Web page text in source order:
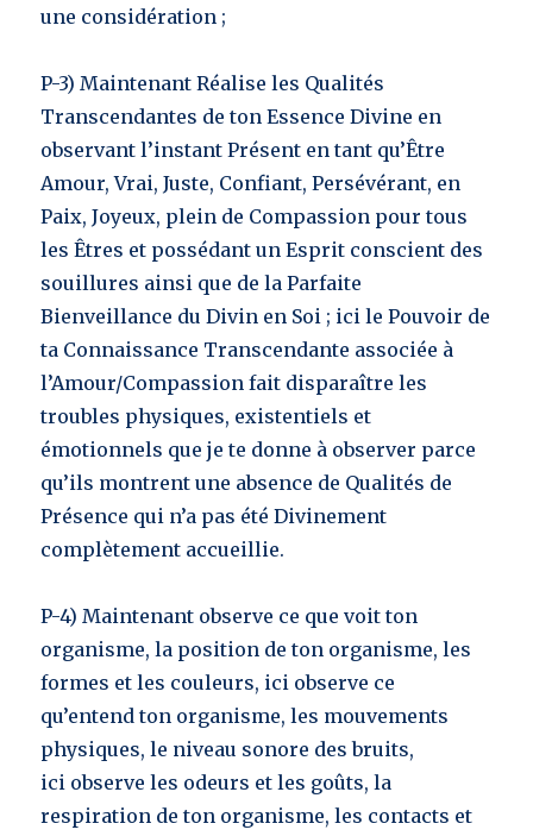
une considération ;
P-3) Maintenant Réalise les Qualités
Transcendantes de ton Essence Divine en
observant l’instant Présent en tant qu’Être
Amour, Vrai, Juste, Confiant, Persévérant, en
Paix, Joyeux, plein de Compassion pour tous
les Êtres et possédant un Esprit conscient des
souillures ainsi que de la Parfaite
Bienveillance du Divin en Soi ; ici le Pouvoir de
ta Connaissance Transcendante associée à
l’Amour/Compassion fait disparaître les
troubles physiques, existentiels et
émotionnels que je te donne à observer parce
qu’ils montrent une absence de Qualités de
Présence qui n’a pas été Divinement
complètement accueillie.
P-4) Maintenant observe ce que voit ton
organisme, la position de ton organisme, les
formes et les couleurs, ici observe ce
qu’entend ton organisme, les mouvements
physiques, le niveau sonore des bruits,
ici observe les odeurs et les goûts, la
respiration de ton organisme, les contacts et